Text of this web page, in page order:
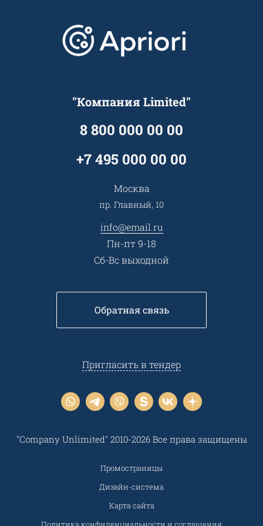
"Компания Limited"
8 800 000 00 00
+7 495 000 00 00
Москва
пр. Главный, 10
info@email.ru
Пн-пт 9-18
Сб-Вс выходной
Обратная связь
Пригласить в тендер
Онлайн поддержка
Скидки и бонусы
Оптовым клиентам
Презентации и каталоги
Достижения и награды
Сотрудничество
"Company Unlimited" 2010-2026 Все права защищены
Промостраницы
Дизайн-система
Карта сайта